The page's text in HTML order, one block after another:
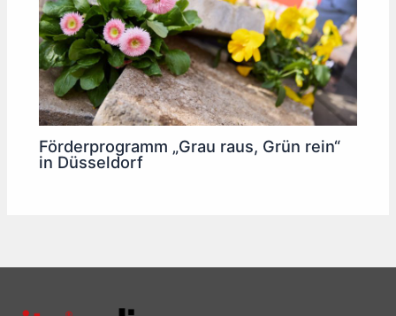
Förderprogramm „Grau raus, Grün rein“
in Düsseldorf